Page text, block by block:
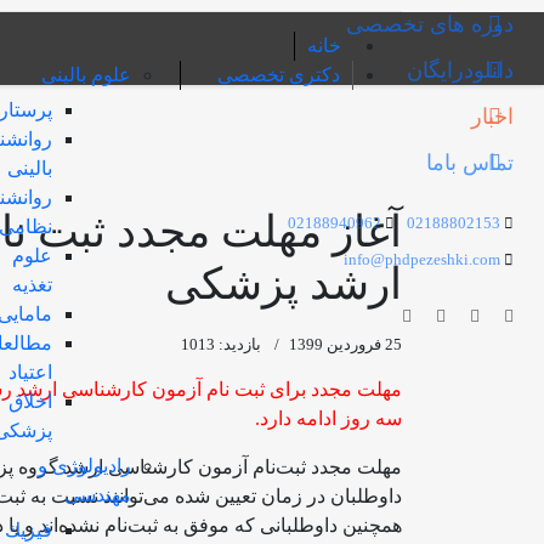
خانه
دکتری تخصصی
علوم بالینی
بالینی
نظامی
علوم
تغذیه
مامایی
اعتیاد
اخلاق
رادیولوژی و
مهندسی
فيزيك
آغاز مهلت مجدد ثبت
ارشد پزشکی
25 فروردين 1399 بازدید: 1013
سه روز ادامه دارد.
داوطلبان در زمان تعیین شده می‌توانند نسبت به
همچنین داوطلبانی که موفق به ثبت‌نام نشده‌اند و
دوره های تخصصی
دانلودرایگان
اخبار
تماس باما
02188802153
02188940962
info@phdpezeshki.com